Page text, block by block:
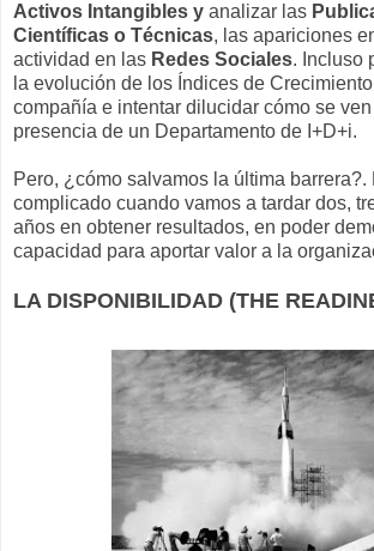
Activos Intangibles y analizar las
Científicas o Técnicas, las apariciones
actividad en las Redes Sociales. Incluso
la evolución de los Índices de
compañía e intentar dilucidar cómo se
presencia de un Departamento de I+D+i.
Pero, ¿cómo salvamos la última barrera?.
complicado cuando vamos a tardar dos,
años en obtener resultados, en poder
capacidad para aportar valor a la
LA DISPONIBILIDAD (THE